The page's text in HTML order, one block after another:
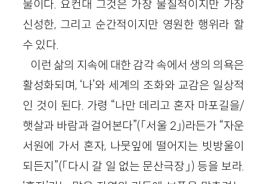
물이다. 요컨대 그것은 가장 물질적이지만 가장
신성한, 그리고 순간적이지만 영원한 행위라 할
수 있다.
이런 삶의 지속에 대한 감각 속에서 생의 의욕은
활성화되며, ‘나’와 세계의 조화와 교감은 일상적
인 것이 된다. 가령 “나만 데리고 혼자 마포길을/
햇살과 바람과 걸어본다”(「서울 2」)라든가 “자운
서원에 가서 혼자, 나뭇잎에 떨어지는 빗방울이
되든지”(「다시 갈 일 없는 문산극장」) 등을 보라.